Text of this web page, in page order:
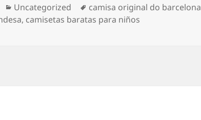
Categorías
Uncategorized Etiquetas
camisa original do barcelona
, camisetas baratas para niños